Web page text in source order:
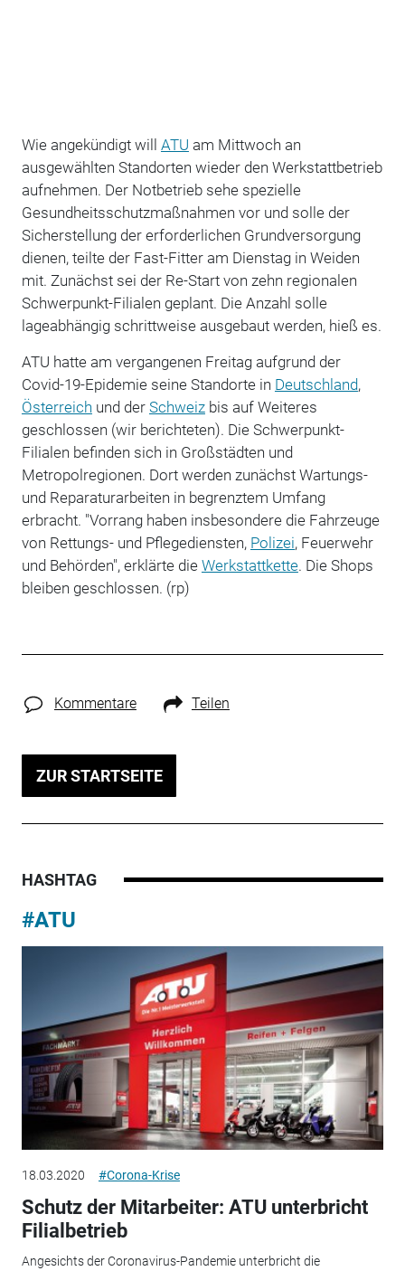
Wie angekündigt will ATU am Mittwoch an
ausgewählten Standorten wieder den Werkstattbetrieb
aufnehmen. Der Notbetrieb sehe spezielle
Gesundheitsschutzmaßnahmen vor und solle der
Sicherstellung der erforderlichen Grundversorgung
dienen, teilte der Fast-Fitter am Dienstag in Weiden
mit. Zunächst sei der Re-Start von zehn regionalen
Schwerpunkt-Filialen geplant. Die Anzahl solle
lageabhängig schrittweise ausgebaut werden, hieß es.
ATU hatte am vergangenen Freitag aufgrund der
Covid-19-Epidemie seine Standorte in Deutschland,
Österreich und der Schweizbis auf Weiteres
geschlossen (wir berichteten). Die Schwerpunkt-
Filialen befinden sich in Großstädten und
Metropolregionen. Dort werden zunächst Wartungs-
und Reparaturarbeiten in begrenztem Umfang
erbracht. "Vorrang haben insbesondere die Fahrzeuge
von Rettungs- und Pflegediensten, Polizei, Feuerwehr
und Behörden", erklärte die Werkstattkette. Die Shops
bleiben geschlossen. (rp)
Kommentare Teilen
ZUR STARTSEITE
HASHTAG
#ATU
18.03.2020 #Corona-Krise
Schutz der Mitarbeiter: ATU unterbricht
Filialbetrieb
Angesichts der Coronavirus-Pandemie unterbricht die